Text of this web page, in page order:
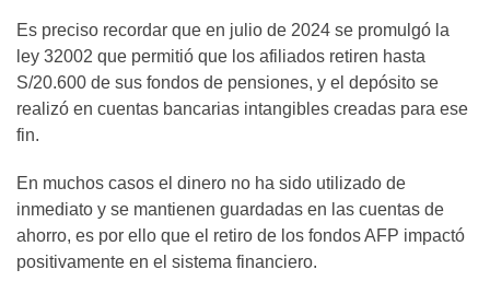
Es preciso recordar que en julio de 2024 se promulgó la
ley 32002 que permitió que los afiliados retiren hasta
S/20.600 de sus fondos de pensiones, y el depósito se
realizó en cuentas bancarias intangibles creadas para ese
fin.
En muchos casos el dinero no ha sido utilizado de
inmediato y se mantienen guardadas en las cuentas de
ahorro, es por ello que el retiro de los fondos AFP impactó
positivamente en el sistema financiero.